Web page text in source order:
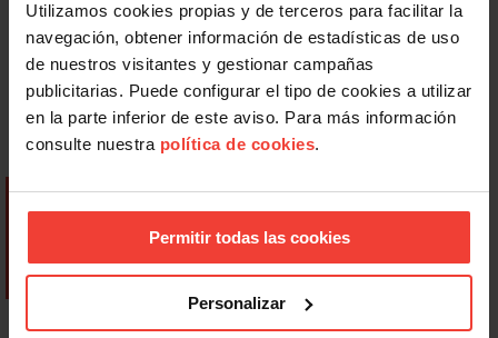
Utilizamos cookies propias y de terceros para facilitar la
navegación, obtener información de estadísticas de uso
de nuestros visitantes y gestionar campañas
publicitarias. Puede configurar el tipo de cookies a utilizar
en la parte inferior de este aviso. Para más información
consulte nuestra política de cookies.
Permitir todas las cookies
Personalizar